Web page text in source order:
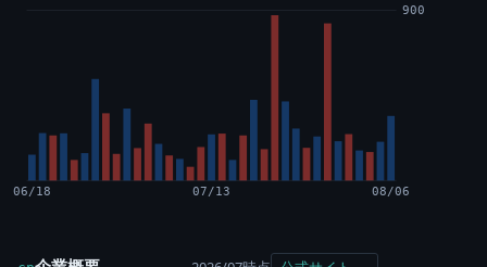
900
06/18 07/13 08/06